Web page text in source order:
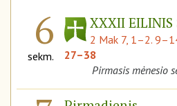
6
sekm.
XXXII EILINIS
2 Mak 7, 1–2.
27–38
Pirmasis mėnesio